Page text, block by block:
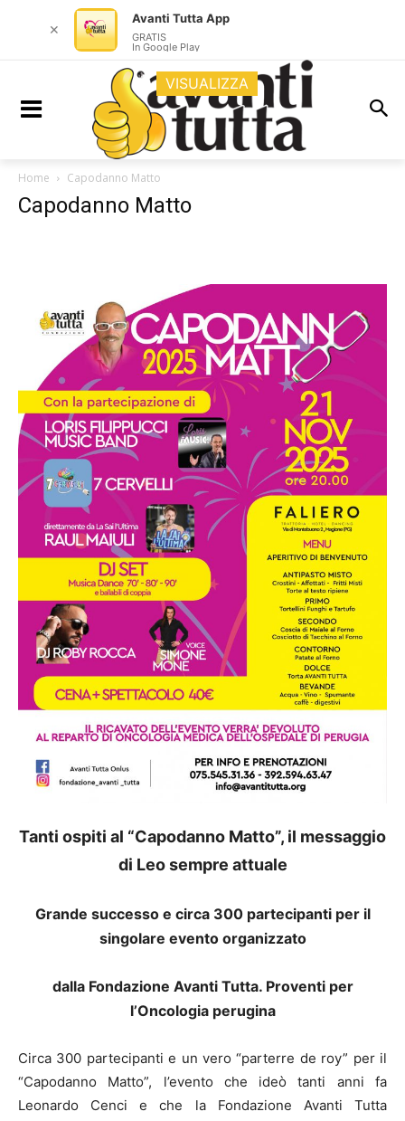
Home Capodanno Matto
Capodanno Matto
Tanti ospiti al “Capodanno Matto”, il messaggio
di Leo sempre attuale
Grande successo e circa 300 partecipanti per il
singolare evento organizzato
dalla Fondazione Avanti Tutta. Proventi per
l’Oncologia perugina
Circa 300 partecipanti e un vero “parterre de roy” per il
“Capodanno Matto”, l’evento che ideò tanti anni fa
Leonardo Cenci e che la Fondazione Avanti Tutta
✕
Avanti Tutta App
GRATIS
In Google Play
VISUALIZZA